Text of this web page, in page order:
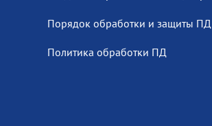
Порядок обработки и защиты ПД
Политика обработки ПД